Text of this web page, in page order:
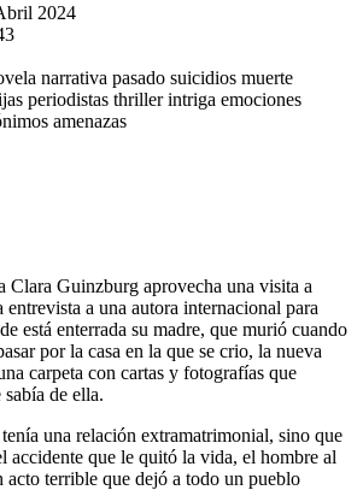
2024
narrativa pasado suicidios muerte
periodistas thrillerintriga emociones
amenazas
Clara Guinzburg aprovecha una visita a
entrevista a una autora internacional para
está enterrada su madre, que murió cuando
por la casa en la que se crio, la nueva
carpeta con cartas y fotografías que
de ella.
una relación extramatrimonial, sino que
accidente que le quitó la vida, el hombre al
acto terrible que dejó a todo un pueblo